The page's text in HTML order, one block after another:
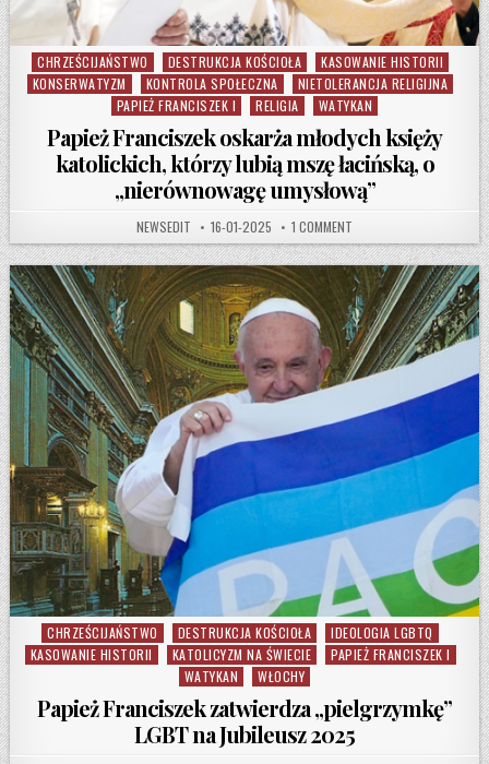
Posted in
CHRZEŚCIJAŃSTWO DESTRUKCJA KOŚCIOŁA
KASOWANIE HISTORII
KONSERWATYZM
KONTROLA SPOŁECZNA
NIETOLERANCJA RELIGIJNA
PAPIEŻ FRANCISZEK I
RELIGIA WATYKAN
Papież Franciszek oskarża młodych księży
katolickich, którzy lubią mszę łacińską, o
„nierównowagę umysłową”
AUTHOR:
NEWSEDIT PUBLISHED DATE:
16-01-2025 1 COMMENT ON PAPIEŻ FRANCISZEK
Posted in
CHRZEŚCIJAŃSTWO DESTRUKCJA KOŚCIOŁA
IDEOLOGIA LGBTQ
KASOWANIE HISTORII
KATOLICYZM NA ŚWIECIE
PAPIEŻ FRANCISZEK I
WATYKAN
WŁOCHY
Papież Franciszek zatwierdza „pielgrzymkę”
LGBT na Jubileusz 2025